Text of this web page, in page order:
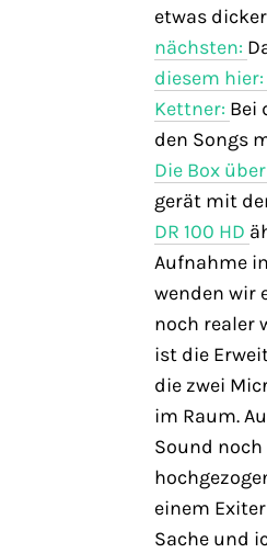
etwas
nächsten:
diesem hier:
Kettner: Bei
den Songs
Die Box
gerät mit
DR 100 HD
Aufnahme
wenden wir
noch realer
ist die
die zwei
im Raum.
Sound
einem
Sache und